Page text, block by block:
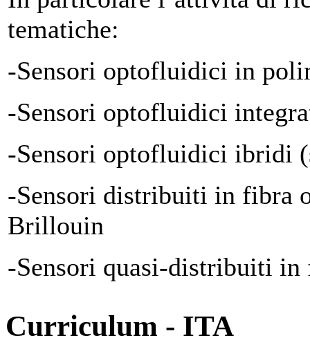
tematiche:
-Sensori optofluidici in
-Sensori optofluidici
-Sensori optofluidici ibridi
-Sensori distribuiti in fibra
Brillouin
-Sensori quasi-distribuiti in
Curriculum - ITA